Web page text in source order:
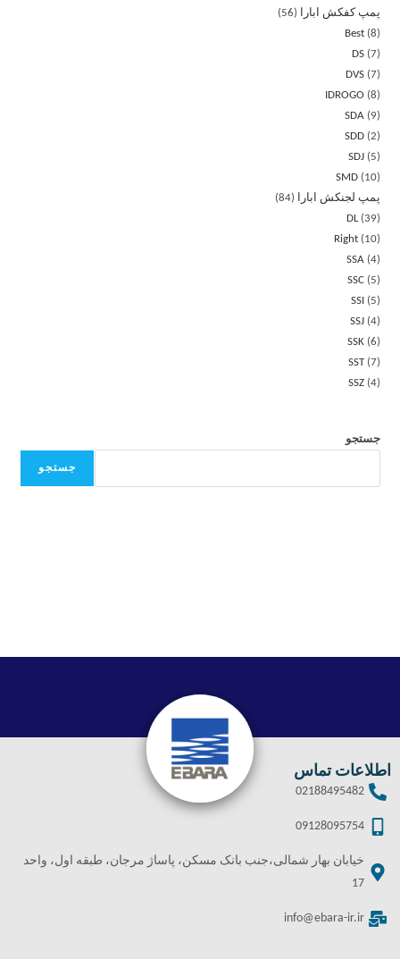
پمپ کفکش ابارا
56
Best 8
DS 7
DVS 7
IDROGO
8
SDA
9
SDD 2
SDJ
5
SMD
10
پمپ لجنکش ابارا
84
DL 39
Right
10
SSA 4
SSC
5
SSI
5
SSJ 4
SSK 6
SST 7
SSZ 4
جستجو
جستجو
اطلاعات تماس
02188495482
09128095754
خیابان بهار شمالی،جنب بانک مسکن، پاساژ مرجان، طبقه اول، واحد
17
info@ebara-ir.ir